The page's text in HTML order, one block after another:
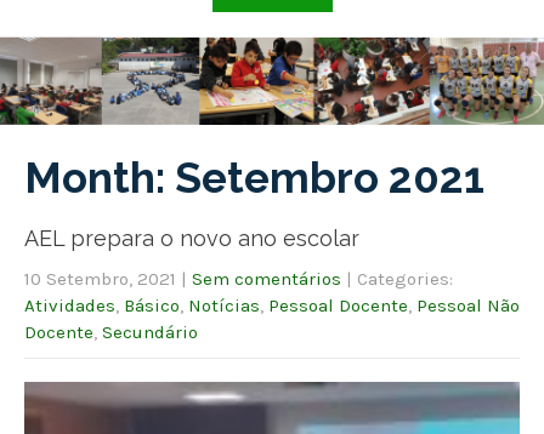
Month: Setembro 2021
AEL prepara o novo ano escolar
10 Setembro, 2021 | Sem comentários | Categories:
Atividades Básico Notícias Pessoal Docente Pessoal Não
Docente Secundário